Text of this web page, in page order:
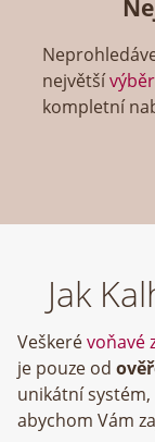
největší
kompletní
Jak
Veškerévoňavé
je pouze od
unikátní
abychom Vám